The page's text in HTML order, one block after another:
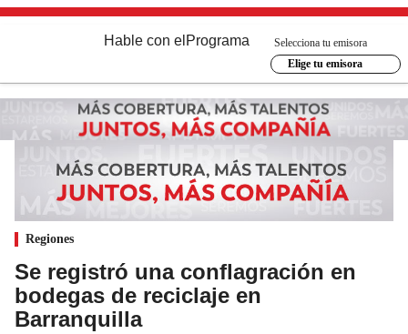
Hable con el Programa
Selecciona tu emisora
Elige tu emisora
Regiones
Se registró una conflagración en
bodegas de reciclaje en
Barranquilla